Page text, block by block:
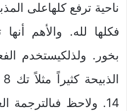
ناحية ترفع كلهاعلى
فكلها لله. والأهم
بخور. ولذلكيستخدم
14. ولاحظ فىالترجمة